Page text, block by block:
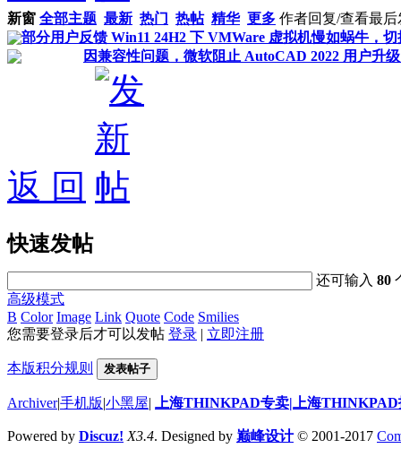
新窗 全部主题 最新 热门 热帖 精华 更多 作者回复/查看最后
部分用户反馈 Win11 24H2 下 VMWare 虚拟机慢如蜗牛，
因兼容性问题，微软阻止 AutoCAD 2022 用户升
返 回
快速发帖
还可输入80
高级模式
B Color Image Link Quote Code Smilies
您需要登录后才可以发帖 登录 | 立即注册
本版积分规则 发表帖子
Archiver|手机版|小黑屋| 上海THINKPAD专卖|上海
Powered by Discuz! X3.4. Designed by 巅峰设计© 2001-2017